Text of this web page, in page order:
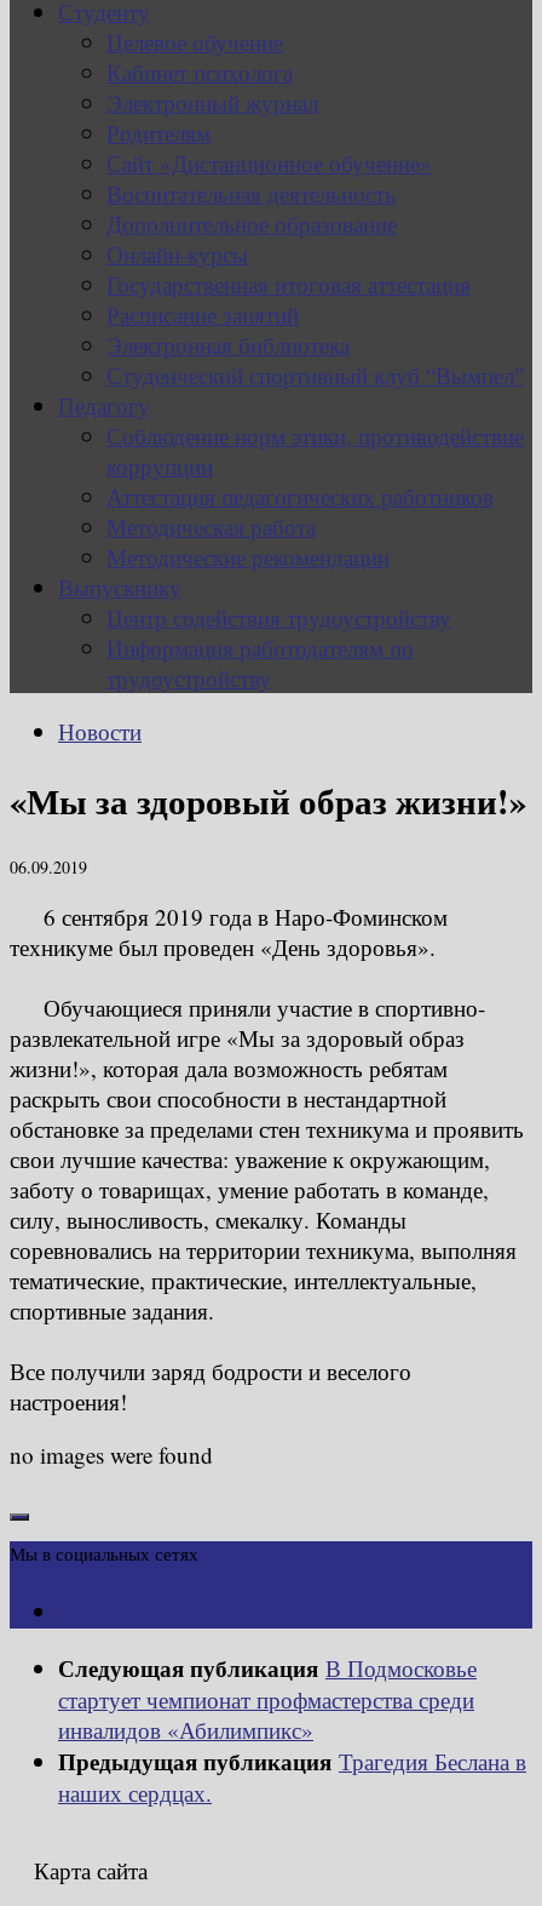
Студенту
Целевое обучение
Кабинет психолога
Электронный журнал
Родителям
Сайт «Дистанционное обучение»
Воспитательная деятельность
Дополнительное образование
Онлайн-курсы
Государственная итоговая аттестация
Расписание занятий
Электронная библиотека
Студенческий спортивный клуб “Вымпел”
Педагогу
Соблюдение норм этики, противодействие
коррупции
Аттестация педагогических работников
Методическая работа
Методические рекомендации
Выпускнику
Центр содействия трудоустройству
Информация работодателям по
трудоустройству
Новости
«Мы за здоровый образ жизни!»
06.09.2019
6 сентября 2019 года в Наро-Фоминском
техникуме был проведен «День здоровья».
Обучающиеся приняли участие в спортивно-
развлекательной игре «Мы за здоровый образ
жизни!», которая дала возможность ребятам
раскрыть свои способности в нестандартной
обстановке за пределами стен техникума и проявить
свои лучшие качества: уважение к окружающим,
заботу о товарищах, умение работать в команде,
силу, выносливость, смекалку. Команды
соревновались на территории техникума, выполняя
тематические, практические, интеллектуальные,
спортивные задания.
Все получили заряд бодрости и веселого
настроения!
no images were found
Мы в социальных сетях
Следующая публикация В Подмосковье
стартует чемпионат профмастерства среди
инвалидов «Абилимпикс»
Предыдущая публикация Трагедия Беслана в
наших сердцах.
Карта сайта